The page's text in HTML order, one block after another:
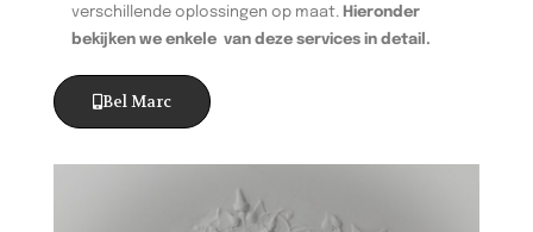
verschillende oplossingen op maat. Hieronder
bekijken we enkele van deze services in detail.
Bel Marc